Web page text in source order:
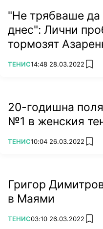
"Не трябваше да
днес": Лични
тормозят
ПОВЕЧЕ ОТ
ТЕНИС14:48 28.03.2022 add
20-годишна
№1 в женския
ПОВЕЧЕ ОТ
ТЕНИС10:04 26.03.2022 add
Григор
в Маями
ПОВЕЧЕ ОТ
ТЕНИС03:10 26.03.2022 add